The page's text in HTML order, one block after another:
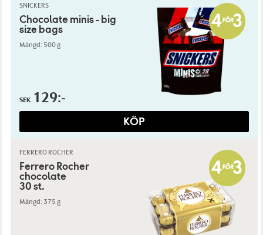
SNICKERS
Chocolate minis - big
size bags
Mängd: 500 g
SEK 129:-
KÖP
FERRERO ROCHER
Ferrero Rocher
chocolate
30 st.
Mängd: 375 g